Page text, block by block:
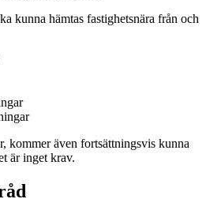
kunna hämtas fastighetsnära från och
kommer även fortsättningsvis kunna
är inget krav.